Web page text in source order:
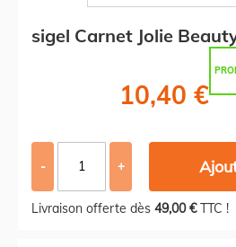
sigel Carnet Jolie
10,40 €
- +
Livraison offerte dès 49,00 €TTC !